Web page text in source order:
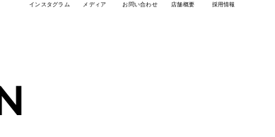
インスタグラム メディア お問い合わせ 店舗概要 採用情報